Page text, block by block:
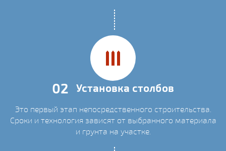
02 Установка столбов
Это первый этап непосредственного строительства.
Сроки и технология зависят от выбранного материала
и грунта на участке.